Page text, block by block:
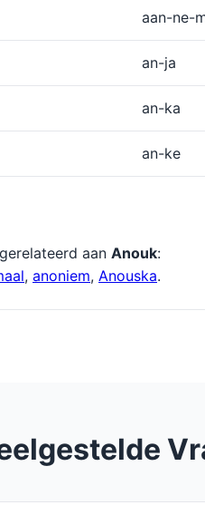
aan-ne-
an-ja
an-ka
an-ke
aan Anouk:
, anoniem, Anouska.